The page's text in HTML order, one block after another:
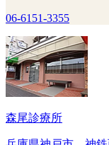
06-6151-3355
森尾診療所